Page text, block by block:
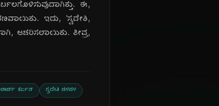
ಈ,
ಇದು, 'ಸ್ವದೇಶಿ,
ಆಚರಿಸಲಾಯಿತು. ತೀವ್ರ,
ಲಾರ್ಡ್ ಕರ್ಜನ್ ಸ್ವದೇಶಿ ಚಳವಳಿ